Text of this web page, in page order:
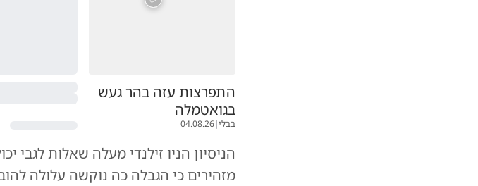
התפרצות עזה בהר געש
בגואטמלה
בבלי|
04.08.26
הניסיון הניו זילנדי מעלה שאלות
מזהירים כי הגבלה כה נוקשה עלולה